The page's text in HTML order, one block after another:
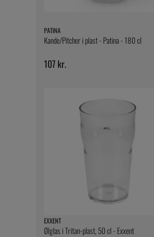
PATINA
Kande/Pitcher i plast - Patina - 180 cl
107 kr.
EXXENT
Ølglas i Tritan-plast, 50 cl - Exxent